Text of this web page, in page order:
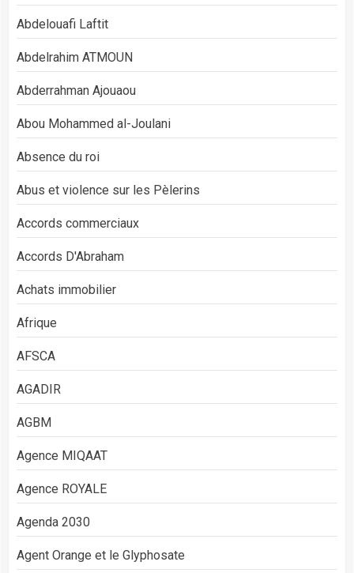
Abdelouafi Laftit
Abdelrahim ATMOUN
Abderrahman Ajouaou
Abou Mohammed al-Joulani
Absence du roi
Abus et violence sur les Pèlerins
Accords commerciaux
Accords D'Abraham
Achats immobilier
Afrique
AFSCA
AGADIR
AGBM
Agence MIQAAT
Agence ROYALE
Agenda 2030
Agent Orange et le Glyphosate